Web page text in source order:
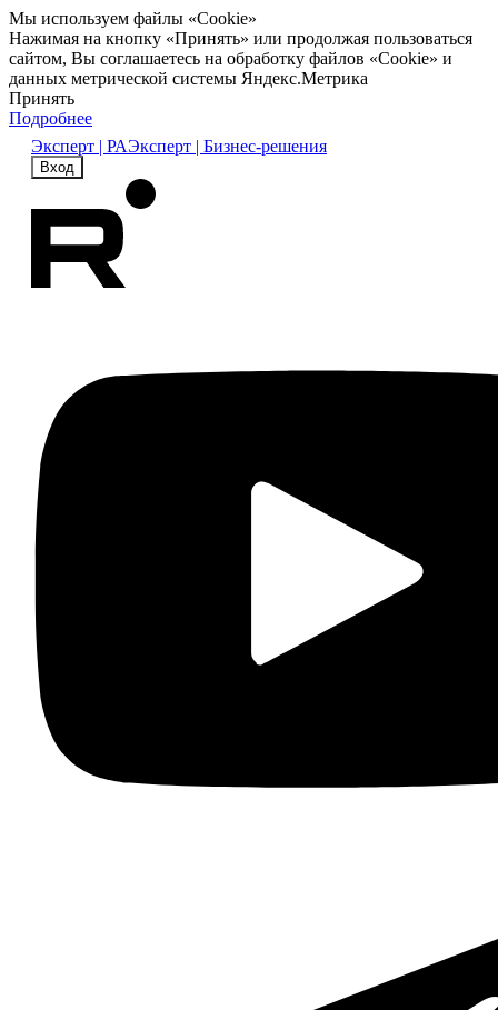
Мы используем файлы «Cookie»
Нажимая на кнопку «Принять» или продолжая пользоваться
сайтом, Вы соглашаетесь на обработку файлов «Cookie» и
данных метрической системы Яндекс.Метрика
Принять
Подробнее
Эксперт | РАЭксперт | Бизнес-решения
Вход